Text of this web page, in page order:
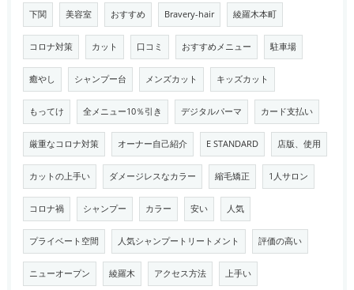
下関 美容室 おすすめ Bravery-hair 綾羅木本町
コロナ対策 カット 口コミ おすすめメニュー 駐車場
癒やし シャンプー台 メンズカット キッズカット
もってけ 全メニュー10％引き デジタルパーマ カード支払い
厳重なコロナ対策 オーナー自己紹介 E STANDARD 店版、使用
カットの上手い ダメージレスなカラー 縮毛矯正 1人サロン
コロナ禍 シャンプー カラー 安い 人気
プライベート空間 人気シャンプートリートメント 評価の高い
ニューオープン 綾羅木 アクセス方法 上手い